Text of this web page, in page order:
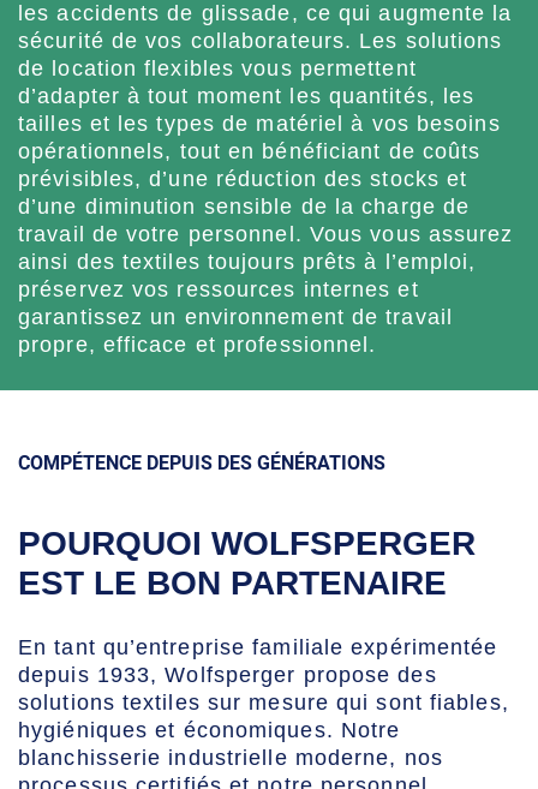
les accidents de glissade, ce qui augmente la
sécurité de vos collaborateurs. Les solutions
de location flexibles vous permettent
d’adapter à tout moment les quantités, les
tailles et les types de matériel à vos besoins
opérationnels, tout en bénéficiant de coûts
prévisibles, d’une réduction des stocks et
d’une diminution sensible de la charge de
travail de votre personnel. Vous vous assurez
ainsi des textiles toujours prêts à l’emploi,
préservez vos ressources internes et
garantissez un environnement de travail
propre, efficace et professionnel.
COMPÉTENCE DEPUIS DES GÉNÉRATIONS
POURQUOI WOLFSPERGER
EST LE BON PARTENAIRE
En tant qu’entreprise familiale expérimentée
depuis 1933, Wolfsperger propose des
solutions textiles sur mesure qui sont fiables,
hygiéniques et économiques. Notre
blanchisserie industrielle moderne, nos